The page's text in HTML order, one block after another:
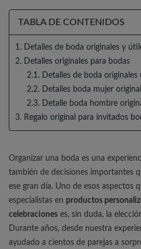
TABLA DE CONTENIDOS
1. Detalles de boda originales y
2. Detalles originales para bodas
2.1. Detalles de boda originales
2.2. Detalles boda mujer original
2.3. Detalle boda hombre
3. Regalo original para invitados
Organizar una boda es una
también de decisiones importantes
ese gran día. Uno de esos aspectos
especialistas en productos
celebraciones es, sin duda, la
Durante años, desde nuestra
ayudado a cientos de parejas a